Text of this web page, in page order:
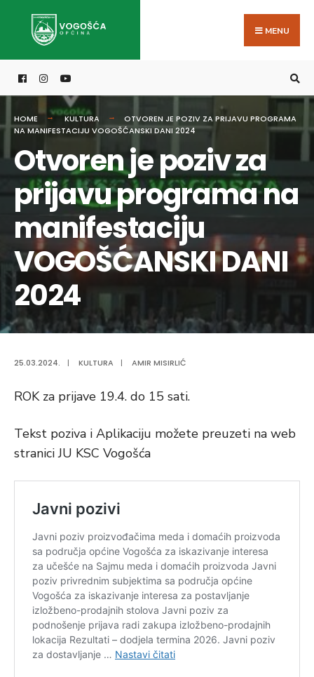
MENU
HOME KULTURA
OTVOREN JE POZIV ZA PRIJAVU PROGRAMA
NA MANIFESTACIJU VOGOŠĆANSKI DANI 2024
Otvoren je poziv za
prijavu programa na
manifestaciju
VOGOŠĆANSKI DANI
2024
25.03.2024. | KULTURA | AMIR MISIRLIĆ
ROK za prijave 19.4. do 15 sati.
Tekst poziva i Aplikaciju možete preuzeti na web
stranici JU KSC Vogošća
for: